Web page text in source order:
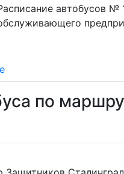
автобусов №
по